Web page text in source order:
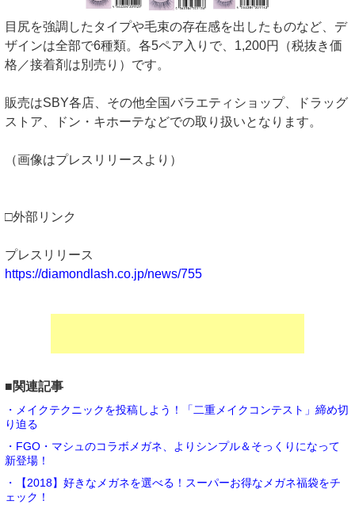
目尻を強調したタイプや毛束の存在感を出したものなど、デ
ザインは全部で6種類。各5ペア入りで、1,200円（税抜き価
格／接着剤は別売り）です。
販売はSBY各店、その他全国バラエティショップ、ドラッグ
ストア、ドン・キホーテなどでの取り扱いとなります。
（画像はプレスリリースより）
□外部リンク
プレスリリース
https://diamondlash.co.jp/news/755
■関連記事
・メイクテクニックを投稿しよう！「二重メイクコンテスト」締め切
り迫る
・FGO・マシュのコラボメガネ、よりシンプル＆そっくりになって
新登場！
・【2018】好きなメガネを選べる！スーパーお得なメガネ福袋をチ
ェック！